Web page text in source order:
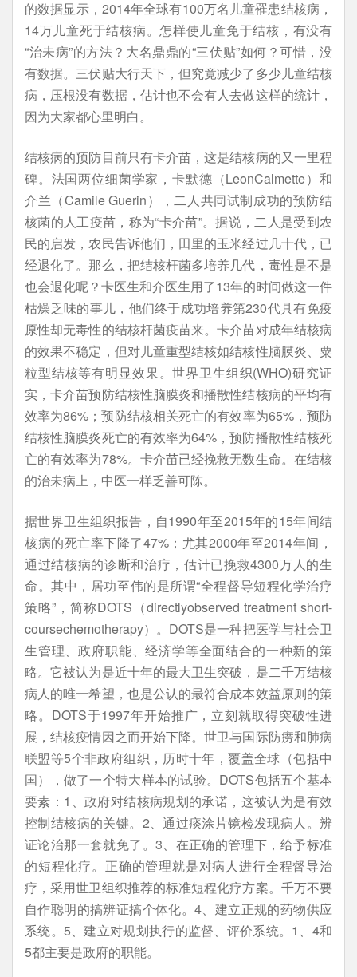
的数据显示，2014年全球有100万名儿童罹患结核病，
14万儿童死于结核病。怎样使儿童免于结核，有没有
“治未病”的方法？大名鼎鼎的“三伏贴”如何？可惜，没
有数据。三伏贴大行天下，但究竟减少了多少儿童结核
病，压根没有数据，估计也不会有人去做这样的统计，
因为大家都心里明白。
结核病的预防目前只有卡介苗，这是结核病的又一里程
碑。法国两位细菌学家，卡默德（LeonCalmette）和
介兰（Camile Guerin），二人共同试制成功的预防结
核菌的人工疫苗，称为“卡介苗”。据说，二人是受到农
民的启发，农民告诉他们，田里的玉米经过几十代，已
经退化了。那么，把结核杆菌多培养几代，毒性是不是
也会退化呢？卡医生和介医生用了13年的时间做这一件
枯燥乏味的事儿，他们终于成功培养第230代具有免疫
原性却无毒性的结核杆菌疫苗来。卡介苗对成年结核病
的效果不稳定，但对儿童重型结核如结核性脑膜炎、粟
粒型结核等有明显效果。世界卫生组织(WHO)研究证
实，卡介苗预防结核性脑膜炎和播散性结核病的平均有
效率为86%；预防结核相关死亡的有效率为65%，预防
结核性脑膜炎死亡的有效率为64%，预防播散性结核死
亡的有效率为78%。卡介苗已经挽救无数生命。在结核
的治未病上，中医一样乏善可陈。
据世界卫生组织报告，自1990年至2015年的15年间结
核病的死亡率下降了47%；尤其2000年至2014年间，
通过结核病的诊断和治疗，估计已挽救4300万人的生
命。其中，居功至伟的是所谓“全程督导短程化学治疗
策略”，简称DOTS（directlyobserved treatment short-
coursechemotherapy）。DOTS是一种把医学与社会卫
生管理、政府职能、经济学等全面结合的一种新的策
略。它被认为是近十年的最大卫生突破，是二千万结核
病人的唯一希望，也是公认的最符合成本效益原则的策
略。DOTS于1997年开始推广，立刻就取得突破性进
展，结核疫情因之而开始下降。世卫与国际防痨和肺病
联盟等5个非政府组织，历时十年，覆盖全球（包括中
国），做了一个特大样本的试验。DOTS包括五个基本
要素：1、政府对结核病规划的承诺，这被认为是有效
控制结核病的关键。2、通过痰涂片镜检发现病人。辨
证论治那一套就免了。3、在正确的管理下，给予标准
的短程化疗。正确的管理就是对病人进行全程督导治
疗，采用世卫组织推荐的标准短程化疗方案。千万不要
自作聪明的搞辨证搞个体化。4、建立正规的药物供应
系统。5、建立对规划执行的监督、评价系统。1、4和
5都主要是政府的职能。